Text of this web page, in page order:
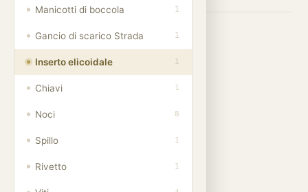
Manicotti di boccola 1
Gancio di scarico Strada 1
Inserto elicoidale 1
Chiavi 1
Noci 8
Spillo 1
Rivetto 1
001